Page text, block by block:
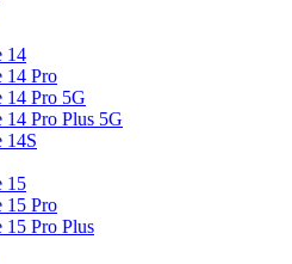
14
14 Pro
14 Pro 5G
14 Pro Plus 5G
14S
15
15 Pro
15 Pro Plus